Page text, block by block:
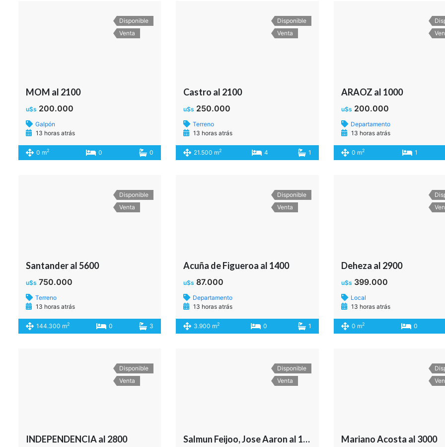
Disponible
Venta
MOM al 2100
u$s 200.000
Galpón
13 horas atrás
0 m2 0 0
Disponible
Venta
Castro al 2100
u$s 250.000
Terreno
13 horas atrás
21.500 m2 4 1
ARAOZ al 1000
u$s 200.000
Departamento
13 horas atrás
0 m2 1
Disponible
Venta
Santander al 5600
u$s 750.000
Terreno
13 horas atrás
144.300 m2 0 3
Disponible
Venta
Acuña de Figueroa al 1400
u$s 87.000
Departamento
13 horas atrás
3.900 m2 0 1
Deheza al 2900
u$s 399.000
Local
13 horas atrás
0 m2 0
Disponible
Venta
INDEPENDENCIA al 2800
Disponible
Venta
Salmun Feijoo, Jose Aaron al 1000 Mariano Acosta al 3000